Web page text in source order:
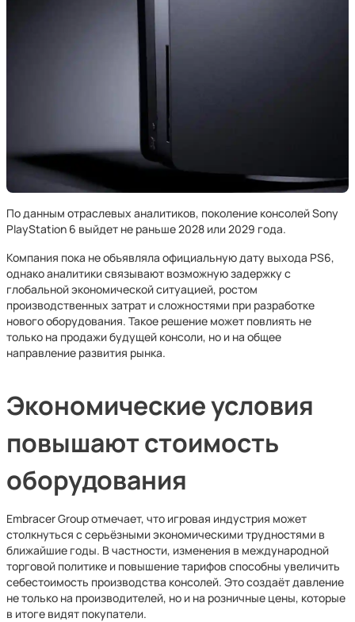
По данным отраслевых аналитиков, поколение консолей Sony
PlayStation 6 выйдет не раньше 2028 или 2029 года.
Компания пока не объявляла официальную дату выхода PS6,
однако аналитики связывают возможную задержку с
глобальной экономической ситуацией, ростом
производственных затрат и сложностями при разработке
нового оборудования. Такое решение может повлиять не
только на продажи будущей консоли, но и на общее
направление развития рынка.
Экономические условия
повышают стоимость
оборудования
Embracer Group отмечает, что игровая индустрия может
столкнуться с серьёзными экономическими трудностями в
ближайшие годы. В частности, изменения в международной
торговой политике и повышение тарифов способны увеличить
себестоимость производства консолей. Это создаёт давление
не только на производителей, но и на розничные цены, которые
в итоге видят покупатели.